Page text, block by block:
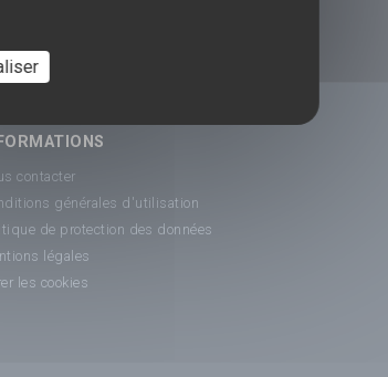
contacter
générales d'utilisation
de protection des données
légales
les cookies